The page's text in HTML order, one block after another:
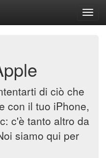
di ciò che
con il tuo iPhone,
c'è tanto altro da
siamo qui per